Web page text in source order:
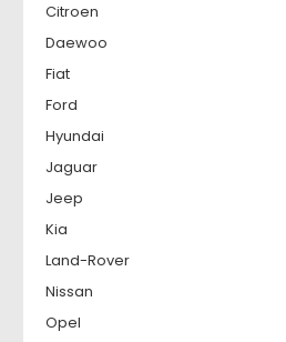
Citroen
Daewoo
Fiat
Ford
Hyundai
Jaguar
Jeep
Kia
Land-Rover
Nissan
Opel